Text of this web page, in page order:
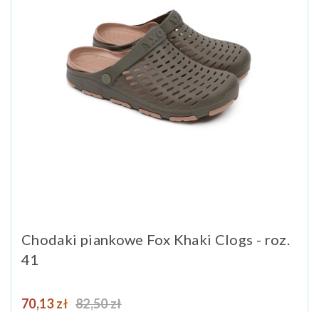
Chodaki piankowe Fox Khaki Clogs - roz.
41
Cena
70,13 zł Cena podstawowa
82,50 zł